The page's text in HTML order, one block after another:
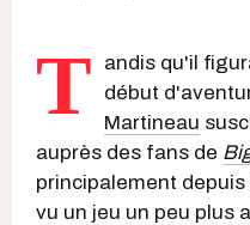
T
andis qu'il
début
Martineau
auprès des fans de
principalement depuis
vu un jeu un peu plus